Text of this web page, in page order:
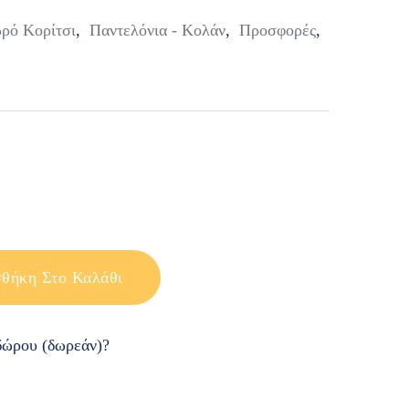
Κορίτσι, Παντελόνια - Κολάν, Προσφορές,
Στο Καλάθι
(δωρεάν)?